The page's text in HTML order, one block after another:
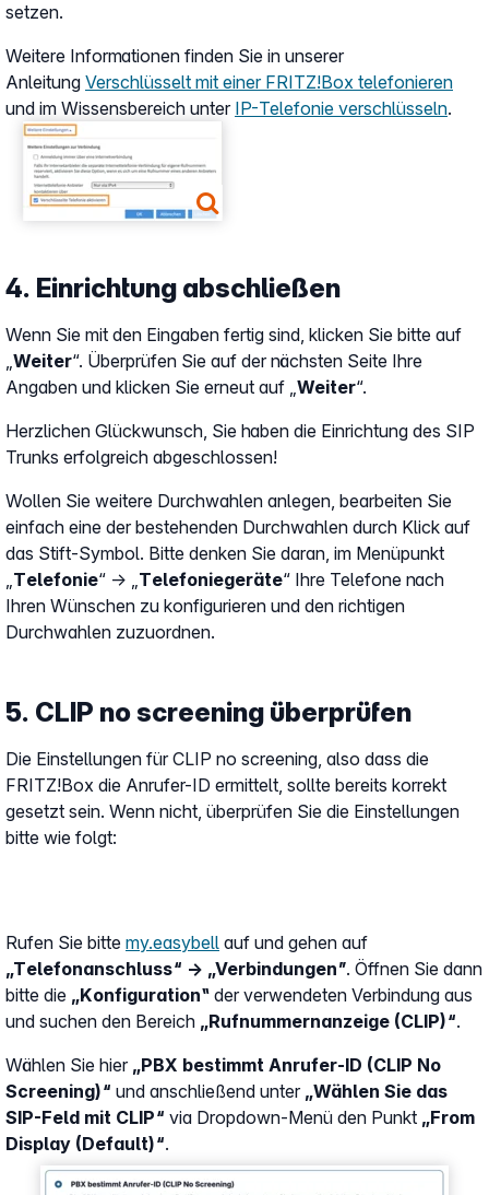
Show larger version
setzen.
Weitere Informationen finden Sie in unserer
Anleitung Verschlüsselt mit einer FRITZ!Box telefonieren
und im Wissensbereich unter IP-Telefonie verschlüsseln.
4. Einrichtung abschließen
Wenn Sie mit den Eingaben fertig sind, klicken Sie bitte auf
„Weiter“. Überprüfen Sie auf der nächsten Seite Ihre
Angaben und klicken Sie erneut auf „Weiter“.
Herzlichen Glückwunsch, Sie haben die Einrichtung des SIP
Trunks erfolgreich abgeschlossen!
Wollen Sie weitere Durchwahlen anlegen, bearbeiten Sie
einfach eine der bestehenden Durchwahlen durch Klick auf
das Stift-Symbol. Bitte denken Sie daran, im Menüpunkt
„Telefonie“ → „Telefoniegeräte“ Ihre Telefone nach
Ihren Wünschen zu konfigurieren und den richtigen
Durchwahlen zuzuordnen.
5. CLIP no screening überprüfen
Die Einstellungen für CLIP no screening, also dass die
FRITZ!Box die Anrufer-ID ermittelt, sollte bereits korrekt
gesetzt sein. Wenn nicht, überprüfen Sie die Einstellungen
bitte wie folgt:
Show larger version
Rufen Sie bitte my.easybell auf und gehen auf
„Telefonanschluss“ → „Verbindungen”. Öffnen Sie dann
bitte die „Konfiguration‟ der verwendeten Verbindung aus
und suchen den Bereich „Rufnummernanzeige (CLIP)“.
Wählen Sie hier „PBX bestimmt Anrufer-ID (CLIP No
Screening)“ und anschließend unter „Wählen Sie das
SIP-Feld mit CLIP“ via Dropdown-Menü den Punkt „From
Display (Default)“.